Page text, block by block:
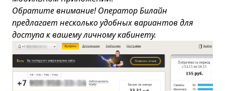
Обратите внимание! Оператор Билайн
предлагает несколько удобных вариантов для
доступа к вашему личному кабинету.